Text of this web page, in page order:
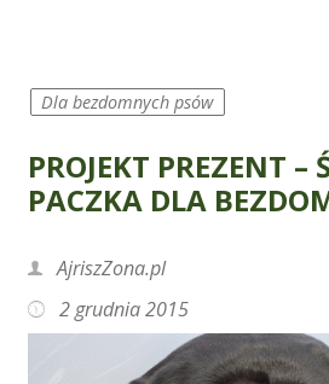
Dla bezdomnych psów
PROJEKT PREZENT –
PACZKA DLA
AjriszZona.pl
2 grudnia 2015